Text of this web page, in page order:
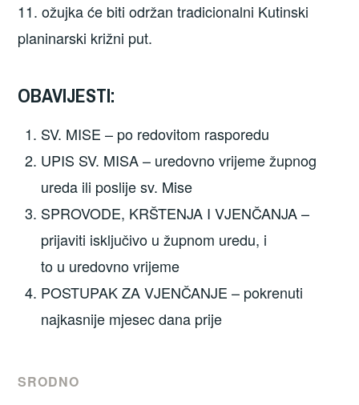
11. ožujka će biti održan tradicionalni Kutinski
planinarski križni put.
OBAVIJESTI:
SV. MISE – po redovitom rasporedu
UPIS SV. MISA – uredovno vrijeme župnog
ureda ili poslije sv. Mise
SPROVODE, KRŠTENJA I VJENČANJA –
prijaviti isključivo u župnom uredu, i
to u uredovno vrijeme
POSTUPAK ZA VJENČANJE – pokrenuti
najkasnije mjesec dana prije
SRODNO